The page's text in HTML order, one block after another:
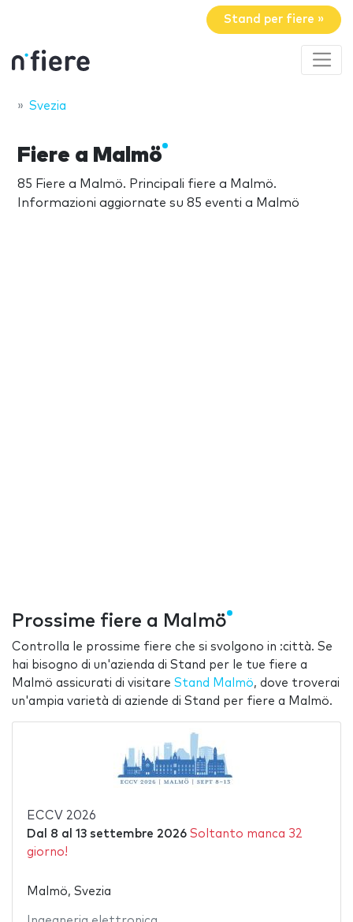
Stand per fiere »
Svezia
Fiere a Malmö
85 Fiere a Malmö. Principali fiere a Malmö.
Informazioni aggiornate su 85 eventi a Malmö
Prossime fiere a Malmö
Controlla le prossime fiere che si svolgono in :città. Se
hai bisogno di un'azienda di Stand per le tue fiere a
Malmö assicurati di visitare Stand Malmö, dove troverai
un'ampia varietà di aziende di Stand per fiere a Malmö.
ECCV 2026
Dal 8 al 13 settembre 2026 Soltanto manca 32
giorno!
Malmö, Svezia